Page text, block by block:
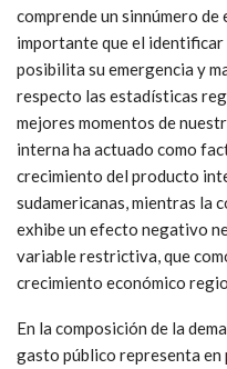
comprende un sinnúmero
importante que el identificar
posibilita su emergencia y
respecto las estadísticas
mejores momentos de
interna ha actuado como
crecimiento del producto
sudamericanas, mientras la
exhibe un efecto negativo
variable restrictiva, que
crecimiento económico
En la composición de la
gasto público representa en